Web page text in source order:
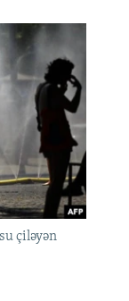
çiləyən